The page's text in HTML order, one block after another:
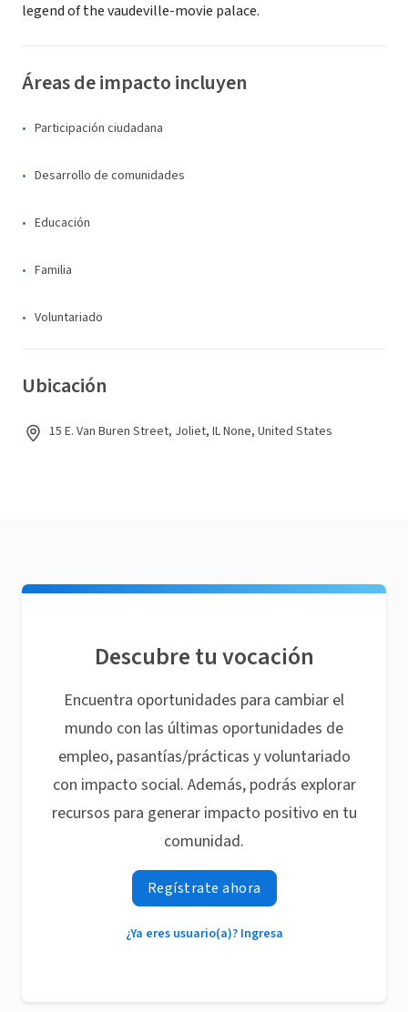
legend of the vaudeville-movie palace.
Áreas de impacto incluyen
Participación ciudadana
Desarrollo de comunidades
Educación
Familia
Voluntariado
Ubicación
15 E. Van Buren Street, Joliet, IL None, United States
Descubre tu vocación
Encuentra oportunidades para cambiar el
mundo con las últimas oportunidades de
empleo, pasantías/prácticas y voluntariado
con impacto social. Además, podrás explorar
recursos para generar impacto positivo en tu
comunidad.
Regístrate ahora
¿Ya eres usuario(a)? Ingresa